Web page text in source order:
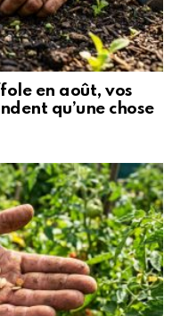
en août, vos
qu’une chose